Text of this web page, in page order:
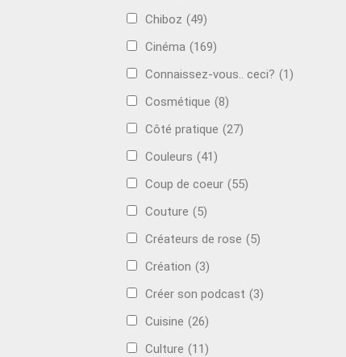
Chiboz (49)
Cinéma (169)
Connaissez-vous.. ceci? (1)
Cosmétique (8)
Côté pratique (27)
Couleurs (41)
Coup de coeur (55)
Couture (5)
Créateurs de rose (5)
Création (3)
Créer son podcast (3)
Cuisine (26)
Culture (11)